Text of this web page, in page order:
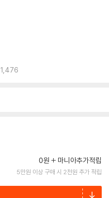
1,476
0원 마니아추가적립
5만원 이상 구매 시 2천원 추가 적립